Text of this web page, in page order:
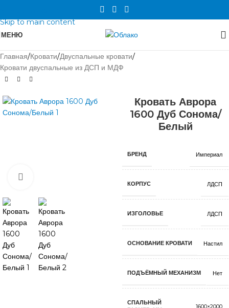
Skip to main content
МЕНЮ
Главная/Кровати/Двуспальные кровати/
Кровати двуспальные из ДСП и МДФ
Кровать Аврора
1600 Дуб Сонома/
Белый
БРЕНД Империал
КОРПУС ЛДСП
ИЗГОЛОВЬЕ ЛДСП
ОСНОВАНИЕ КРОВАТИ Настил
ПОДЪЁМНЫЙ МЕХАНИЗМ Нет
СПАЛЬНЫЙ
1600×2000